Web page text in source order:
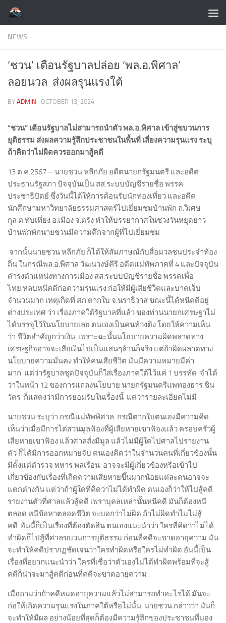
Skip to content
NEWS
‘ชวน’ เตือนรัฐบาลปล่อย ‘พล.อ.พิศาล’
ลอยนวล ส่งผลรุนแรงใต้
BY ADMIN · OCTOBER 13, 2024
“ชวน” เตือนรัฐบาลไม่สามารถนำตัว พล.อ.พิศาล เข้าสู่ขบวนการ
ยุติธรรม ส่งผลความรู้สึกประชาชนในพื้นที่ เสี่ยงความรุนแรง ระบุ
ถ้าคิดว่าไม่ผิดควรออกมาสู้คดี
13 ต.ค.2567 – นายชวน หลีกภัย อดีตนายกรัฐมนตรี และอดีต
ประธานรัฐสภา ปัจจุบันเป็น สส.ระบบบัญชีรายชื่อ พรรค
ประชาธิปัตย์ ซึ่งวันนี้ได้ให้การต้อนรับนักท่องเที่ยว และอดีต
นักศึกษามหาวิทยาลัยธรรมศาสตร์ไปเยี่ยมชมบ้านพัก ถ.วิเศษ
กุล ต.ทับเที่ยง อ.เมือง จ.ตรัง ทำให้บรรยากาศในช่วงวันหยุดยาว
บ้านพักพักนายชวนมีความคึกจากผู้ที่ไปเยี่ยมชม
จากนั้นนายชวน หลีกภัย ก็ได้ให้สัมภาษณ์กับสื่อมวลชนประจำท้อง
ถิ่น ในกรณีพล.อ.พิศาล วัฒนวงษ์คีรี อดีตแม่ทัพภาคที่ 4 และปัจจุบัน
ดำรงตำแหน่งทางการเมือง สส.ระบบบัญชีรายชื่อ พรรคเพื่อ
ไทย หลบหนีคดีก่อความรุนแรง ก่อให้มีผู้เสียชีวิตและบาดเจ็บ
จำนวนมาก เหตุเกิดที่ สภ.ตากใบ จ.นราธิวาส ขณะนี้ได้หนีคดีอยู่
ต่างประเทศ ว่า เรื่องภาคใต้รัฐบาลที่แล้ว ของท่านนายกเศรษฐาไม่
ได้บรรจุไว้ในนโยบายเลย ตนเองเป็นคนท้วงติง โดยให้ความเห็น
ว่า ชีวิตสำคัญกว่าเงิน เพราะฉะนั้นนโยบายความผิดพลาดทาง
เศรษฐกิจอาจจะเสียเงินไปเป็นแสนๆล้านก็จริง แต่ถ้าผิดผลาดทาง
นโยบายความมั่นคง ทำให้คนเสียชีวิต มันมีความหมายมีค่า
มาก แต่ว่ารัฐบาลชุดปัจจุบันก็ใส่เรื่องภาคใต้ไว้แค่ 1 บรรทัด จำได้
ว่าในหน้า 12 ของการแถลงนโยบาย นายกรัฐมนตรีแพทองธาร ชิน
วัตร ก็แสดงว่ามีการยอมรับในเรื่องนี้ แต่ว่ารายละเอียดไม่มี
นายชวน ระบุว่า กรณีแม่ทัพพิศาล กรณีตากใบตนเองมีความคิด
เห็นว่าเมื่อมีการไต่สวนมูลฟ้องที่ผู้เสียหายเขาฟ้องแล้ว ครอบครัวผู้
เสียหายเขาฟ้อง แล้วศาลสั่งมีมูล แล้วไม่มีผู้ใดไปศาลไปรายงาน
ตัว ก็ได้มีการออกหมายจับ ตนเองคิดว่าในจำนวนคนที่เกี่ยวข้องนั้น
มีตั้งแต่ตำรวจ ทหาร พลเรือน อาจจะมีผู้เกี่ยวข้องหรือเข้าไป
เกี่ยวข้องกับเรื่องที่เกิดความเสียหายขึ้นมากน้อยแต่ละคนอาจจะ
แตกต่างกัน แต่ว่าถ้าผู้ใดที่คิดว่าไม่ได้ทำผิด ตนเองก็ว่าให้ไปสู้คดี
รายงานตัวที่ศาลแล้วสู้คดี เพราบุคลเหล่านั้นหนีคดี มันก็ต้องหนี
ตลอด หนีข้อหาตลอดชีวิต จะบอกว่าไม่ผิด ถ้าไม่ผิดทำไมไม่สู้
คดี อันนี้ก็เป็นเรื่องที่ต้องตัดสิน ตนเองแนะนำว่า ใครที่คิดว่าไม่ได้
ทำผิดก็ไปสู้ที่ศาลขบวนการยุติธรรม ก่อนที่คดีจะขาดอายุความ มัน
จะทำให้คดีปรากฏชัดเจนว่าใครทำผิดหรือใครไม่ทำผิด อันนี้เป็น
เรื่องที่อยากแนะนำว่า ใครที่เชื่อว่าตัวเองไม่ได้ทำผิดพร้อมที่จะสู้
คดีก็น่าจะมาสู้คดีก่อนที่คดีจะขาดอายุความ
เมื่อถามว่าถ้าคดีหมดอายุความแล้วไม่สามารถทำอะไรได้ มันจะ
ก่อให้เกิดความรุนแรงในภาคใต้หรือไม่นั้น นายชวน กล่าวว่า มันก็
จะทำให้มีผล อย่างน้อยที่สุดก็ต้องมีความรู้สึกของประชาชนที่มอง